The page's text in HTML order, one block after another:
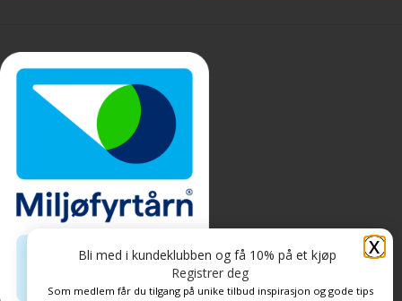
X
Bli med i kundeklubben og få 10% på et kjøp
Registrer deg
Som medlem får du tilgang på unike tilbud inspirasjon og gode tips